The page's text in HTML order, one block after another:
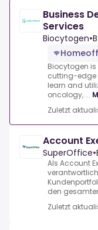
Business
Services
Biocytogen•
Biocytogen
cutting-edge
learn and
oncology, ...
Zuletzt
Account
SuperOffice•
Als Account
den
Zuletzt